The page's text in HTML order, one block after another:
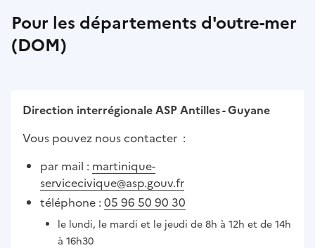
Pour les départements d'outre-mer
(DOM)
Direction interrégionale ASP Antilles - Guyane
Vous pouvez nous contacter :
par mail : martinique-
servicecivique@asp.gouv.fr
téléphone : 05 96 50 90 30
le lundi, le mardi et le jeudi de 8h à 12h et de 14h
à 16h30